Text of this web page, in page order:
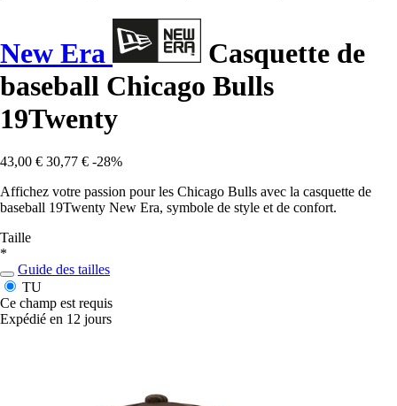
New Era
Casquette de
baseball Chicago Bulls
19Twenty
43,00 € 30,77 € -28%
Affichez votre passion pour les Chicago Bulls avec la casquette de
baseball 19Twenty New Era, symbole de style et de confort.
Taille
*
Guide des tailles
TU
Ce champ est requis
Expédié en 12 jours